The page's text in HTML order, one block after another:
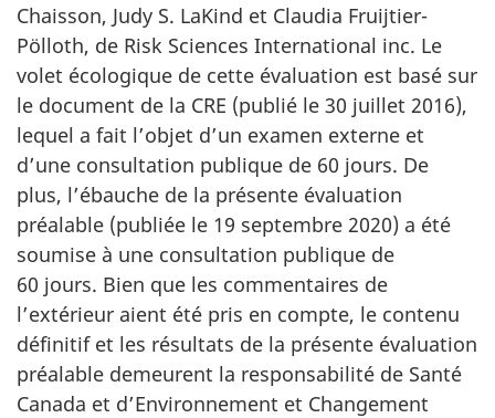
Chaisson, Judy S. LaKind et Claudia Fruijtier-
Pölloth, de Risk Sciences International inc. Le
volet écologique de cette évaluation est basé sur
le document de la CRE (publié le 30 juillet 2016),
lequel a fait l’objet d’un examen externe et
d’une consultation publique de 60 jours. De
plus, l’ébauche de la présente évaluation
préalable (publiée le 19 septembre 2020) a été
soumise à une consultation publique de
60 jours. Bien que les commentaires de
l’extérieur aient été pris en compte, le contenu
définitif et les résultats de la présente évaluation
préalable demeurent la responsabilité de Santé
Canada et d’Environnement et Changement